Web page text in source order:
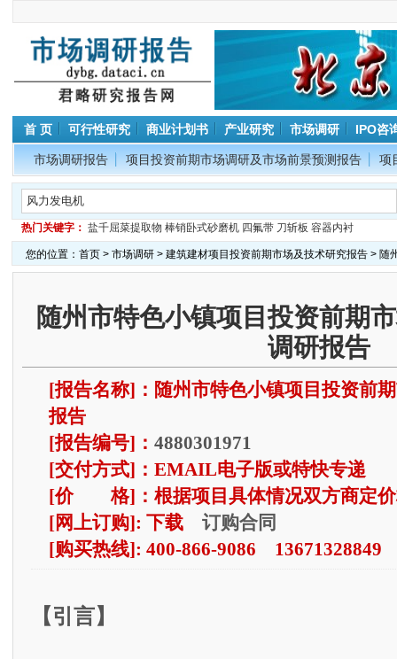
首 页 可行性研究 商业计划书 产业研究 市场调研 IPO咨
市场调研报告 项目投资前期市场调研及市场前景预测报告 项
热门关键字： 盐千屈菜提取物 棒销卧式砂磨机 四氟带 刀斩板 容器内衬
您的位置： 首页> 市场调研> 建筑建材项目投资前期市场及技术研究报告> 随
随州市特色小镇项目投资前期
调研报告
[报告名称]：随州市特色小镇项目投资前
报告
[报告编号]： 4880301971
[交付方式]：EMAIL电子版或特快专递
[价 格]：根据项目具体情况双方商定
[网上订购]: 下载 订购合同
[购买热线]: 400-866-9086 13671328849
【引言】